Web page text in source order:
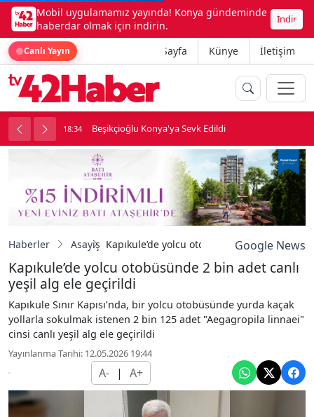
Mobil uygulamamız yayında! Konya gündeminde
haberdar olmak için indirin.
İndir
Canlı Yayın Ana Sayfa Künye İletişim
girdi 18:34 Beşikçioğlu Konya'ya Sevk Edildi
Haberler Asayiş Kapıkule’de yolcu otobüsünde 2 bin adet
Google News
Kapıkule’de yolcu otobüsünde 2 bin adet canlı
yeşil alg ele geçirildi
Kapıkule Sınır Kapısı’nda, bir yolcu otobüsünde yurda kaçak
yollarla sokulmak istenen 2 bin 125 adet "Aegagropila linnaei"
cinsi canlı yeşil alg ele geçirildi
Yayınlanma Tarihi: 12.05.2026 19:44
A- | A+